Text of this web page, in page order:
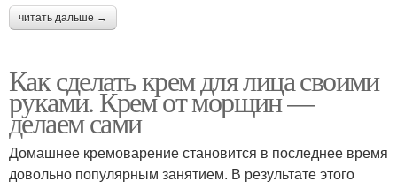
читать дальше →
Как сделать крем для лица своими
руками. Крем от морщин —
делаем сами
Домашнее кремоварение становится в последнее время
довольно популярным занятием. В результате этого